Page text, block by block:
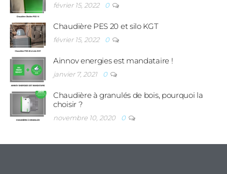
février 15, 2022 0
Chaudière PES 20 et silo KGT
février 15, 2022 0
Ainnov energies est mandataire !
janvier 7, 2021 0
Chaudière à granulés de bois, pourquoi la
choisir ?
novembre 10, 2020 0